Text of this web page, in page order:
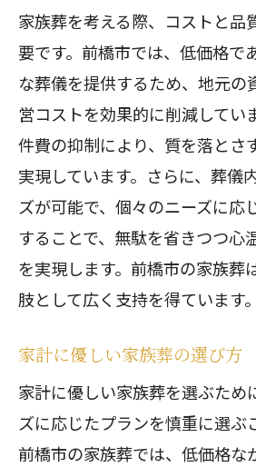
家族葬を考える際、コストと品
要です。前橋市では、低価格で
な葬儀を提供するため、地元の
営コストを効果的に削減してい
件費の抑制により、質を落とさ
実現しています。さらに、葬儀
ズが可能で、個々のニーズに応
することで、無駄を省きつつ心
を実現します。前橋市の家族葬
肢として広く支持を得ています。
家計に優しい家族葬の選び方
家計に優しい家族葬を選ぶため
ズに応じたプランを慎重に選ぶ
前橋市の家族葬では、低価格な